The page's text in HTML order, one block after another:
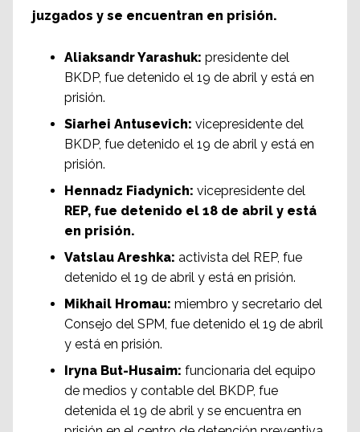
juzgados y se encuentran en prisión.
Aliaksandr Yarashuk: presidente del
BKDP, fue detenido el 19 de abril y está en
prisión.
Siarhei Antusevich: vicepresidente del
BKDP, fue detenido el 19 de abril y está en
prisión.
Hennadz Fiadynich: vicepresidente del
REP, fue detenido el 18 de abril y está
en prisión.
Vatslau Areshka: activista del REP, fue
detenido el 19 de abril y está en prisión.
Mikhail Hromau: miembro y secretario del
Consejo del SPM, fue detenido el 19 de abril
y está en prisión.
Iryna But-Husaim: funcionaria del equipo
de medios y contable del BKDP, fue
detenida el 19 de abril y se encuentra en